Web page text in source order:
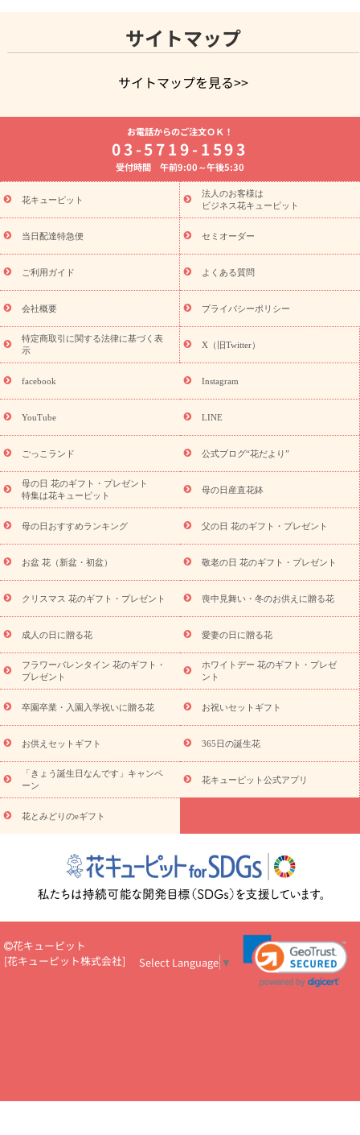
サイトマップ
サイトマップを見る>>
よく贈られる花
お祝いの花特集
誕生日フラワーギフト特集
8月の誕生花(トルコキキョウ)
開店・開業祝い
お供え・お悔やみ お供え・お悔やみの花
通夜・葬儀に贈る花 胡蝶蘭・花鉢
ーブドフラワー
季節のイベント
ひまわり ギフト・プレゼント
特集
お盆 花（新盆・初盆） 季節のイベント
お盆 花（新
盆・初盆）
お盆 花（新盆・初盆）
お盆・お供え 花とセットギ
フト
お盆・お供え プリザーブドフラワー
ひまわり ギフト・プ
レゼント特集
夏の花贈り・お中元・暑中見舞い 花のギフト特集
敬老の日におくる花ギフト・プレゼント特集
花ギフト・プレゼント特集
敬老の日 花のおすすめランキング
敬
老の日 花鉢植えのギフト・プレゼント特集
敬老の日 花とセットギ
フト・プレゼント特集
敬老の日の花 全てのギフト一覧
キャン
ペーン
映画『ウォーターガーディアンズ』コラボキャンペーン
「きょう誕生日なんです」キャンペーン
誕生日の花を探す
誕生日フラワーギフト 誕生日フラワーギフト特集
(トルコキキョウ)
9月の誕生花(リンドウ)
ら探す
お祝いの花特集 当日配達特急便 お祝い商品一覧
念日
結婚祝い 出産祝い 退院祝い・快気祝い
寿祝い
プチギフト ペットのお祝いフラワー
供え・お悔やみ商品一覧
お供え・お悔やみの花
四十九日法要以
お供え プリザーブドフラワー
ペットのお供えフラワー
お盆（新
盆・初盆）
その他 お祝い返し お見舞い
お取り寄せギフト
ビジネス用
ご自宅用 観葉植物 ミディ胡蝶蘭
プリザーブ
ドフラワー
スタイルから探す アレンジメント 花束
スタ
ンド花
お祝い お供え・お悔やみ 胡蝶蘭 胡蝶蘭・花鉢
ディ胡蝶蘭・お祝い
ミディ胡蝶蘭・お供え
世界初の青色胡蝶蘭
観葉植物
観葉植物 産直多肉植物
プリザーブドフラワー
お祝い
お供え・お悔やみ 花とセットギフト
セミオーダー
プチギフト（hanamore -ハナモア-）
花とみどりのeギフト
キューピットのeGfit
カラー ピンク イエローオレンジ
レッ
ド
お花の種類 トルコキキョウ
お祝い お祝い・3000円～ お祝い・4000円～
お祝い・
5000円～
お祝い・7000円～ お祝い・ 10000円～
お供え・お
悔やみ
円～
お供え・お悔やみ・
読み物
いのマナー
定年退職祝いのマナー
お祝いを贈るときのマナー・
花キューピットのお祝いコラム一覧
誕生日のお花を「色
彩心理学」で選ぶ方法
結婚祝いの予算相場
出産祝いお役立ち情
ール
新築引っ越し祝いコラム お祝い花のマナー総まとめ
職
場上司や先輩へ贈るお祝い花の正解は？
開店祝いの花 選び方ガイ
あり)
花キューピット×専門家
CO2排出量削減 / SDGsを考える
お電話からのご注文ＯＫ！
03-5719-1593
受付時間 午前9:00～午後5:30
花キューピット
法人のお客様は
ビジネス花キューピット
当日配達特急便 セミオーダー
ご利用ガイド よくある質問
会社概要 プライバシーポリシー
特定商取引に関する法律に基づく表
示
X（旧Twitter）
facebook Instagram
YouTube LINE
ごっこランド 公式ブログ“花だより”
母の日 花のギフト・プレゼント
特集は花キューピット
母の日産直花鉢
母の日おすすめランキング 父の日 花のギフト・プレゼント
お盆 花（新盆・初盆） 敬老の日 花のギフト・プレゼント
クリスマス 花のギフト・プレゼント 喪中見舞い・冬のお供えに贈る花
成人の日に贈る花 愛妻の日に贈る花
フラワーバレンタイン 花のギフト・
プレゼント
ホワイトデー 花のギフト・プレゼ
ント
卒園卒業・入園入学祝いに贈る花 お祝いセットギフト
お供えセットギフト 365日の誕生花
「きょう誕生日なんです」キャンペ
ーン
花キューピット公式アプリ
花とみどりのeギフト
花キューピット
[花キューピット株式会社] Select Language ▼